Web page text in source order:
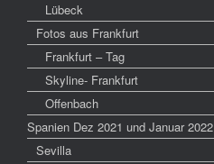
Lübeck
Fotos aus Frankfurt
Frankfurt – Tag
Skyline- Frankfurt
Offenbach
Spanien Dez 2021 und Januar 2022
Sevilla